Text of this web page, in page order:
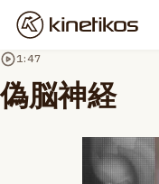
1:47
偽脳神経